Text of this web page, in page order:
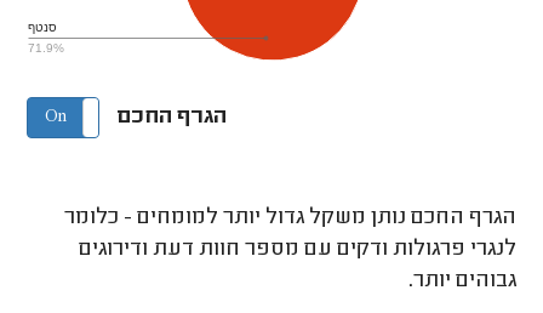
סנטף
71.9%
הגרף החכם On Off
הגרף החכם נותן משקל גדול יותר למומחים - כלומר
לנגרי פרגולות ודקים עם מספר חוות דעת ודירוגים
גבוהים יותר.